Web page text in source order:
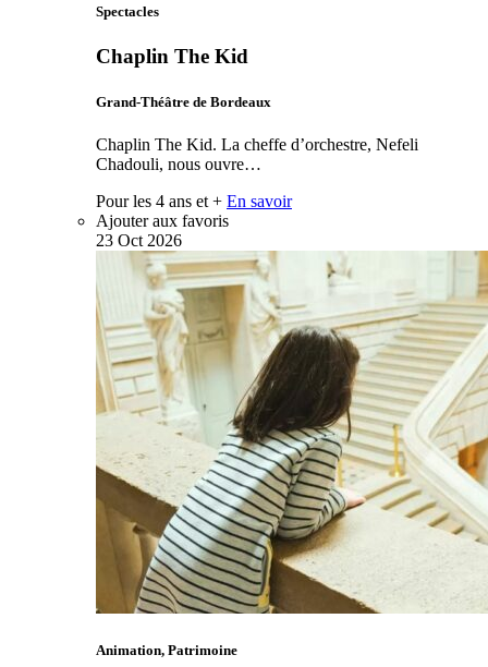
Spectacles
Chaplin The Kid
Grand-Théâtre de Bordeaux
Chaplin The Kid. La cheffe d’orchestre, Nefeli
Chadouli, nous ouvre…
Pour les 4 ans et + En savoir
Ajouter aux favoris
23 Oct 2026
Animation, Patrimoine